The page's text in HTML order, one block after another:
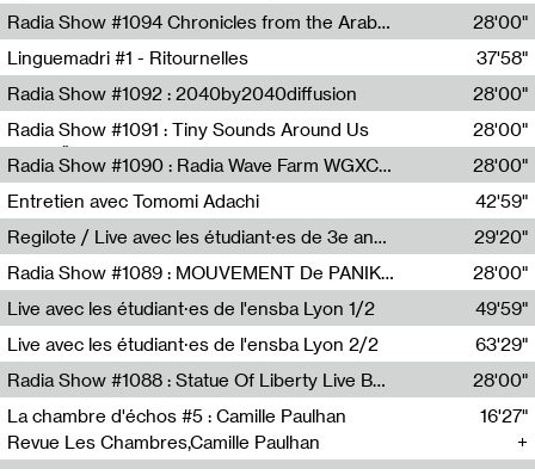
Jérôme Game,Jean-Michel Espitallier
Radia Show #1094 Chronicles from the Arab Cold War by Ghazi Barakat
Reboot.fm
28'00"
Linguemadri #1 - Ritournelles
Meris Angioletti
37'58"
Radia Show #1092 : 2040by2040diffusion
Diffusion FM
28'00"
Radia Show #1091 : Tiny Sounds Around Us
Radio Študent
28'00"
Radia Show #1090 : Radia Wave Farm WGXC Corey De Juan Sherrard Jr Startalk
Wave Farm
28'00"
Entretien avec Tomomi Adachi
Tomomi Adachi,Loraine Baud
42'59"
Regilote / Live avec les étudiant·es de 3e année de l'EMA
Nima Henryon,Athéna Noël,Amir Genillon,Ibourayane Ahmadi,Manelle Cherrih,Honorine Gibello,John Weeber,Manon Joseph
29'20"
Radia Show #1089 : MOUVEMENT De PANIK (Radio Panik)
Radio Panik
28'00"
Live avec les étudiant·es de l'ensba Lyon 1/2
49'59"
Live avec les étudiant·es de l'ensba Lyon 2/2
63'29"
Radia Show #1088 : Statue Of Liberty Live By Ed Baxter (Resonance)
Resonance
28'00"
La chambre d'échos #5 : Camille Paulhan
Revue Les Chambres,Camille Paulhan
16'27"